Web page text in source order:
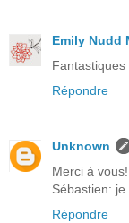
Emily Nudd
Répondre
Unknown
Merci à vous!
Sébastien:
Répondre